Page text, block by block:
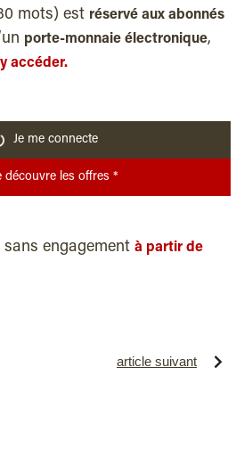
mots) est réservé aux abonnés
porte-monnaie électronique,
accéder.
Je me connecte
Je découvre les offres *
engagement à partir de
article suivant